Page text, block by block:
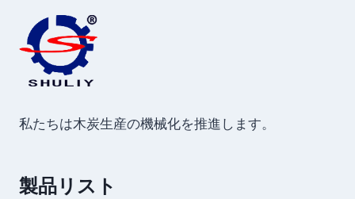
私たちは木炭生産の機械化を推進します。
製品リスト